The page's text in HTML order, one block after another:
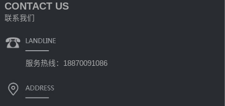
CONTACT US
联系我们
服务热线：18870091086